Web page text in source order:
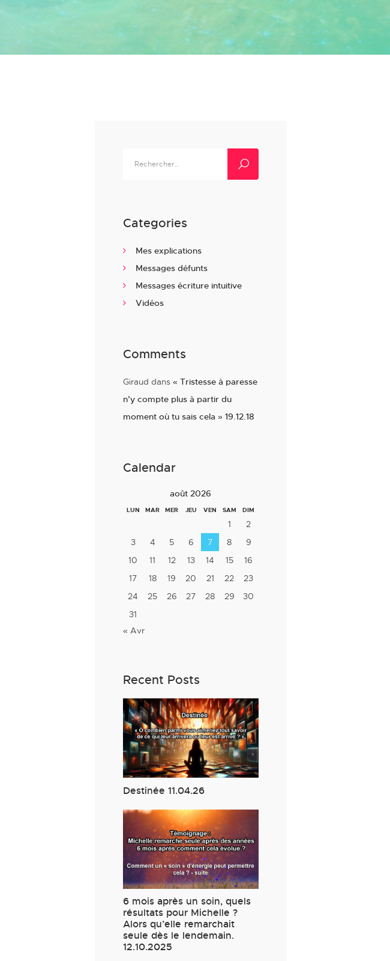
Categories
Mes explications
Messages défunts
Messages écriture intuitive
Vidéos
Comments
Giraud dans« Tristesse à paresse
n’y compte plus à partir du
moment où tu sais cela » 19.12.18
Calendar
août 2026
LUN MAR MER JEU VEN SAM DIM
1
2
3
4 5 6 7 8
9
10
11 12 13 14 15
16
17
18 19 20 21 22
23
24
25 26 27 28 29
30
31
« Avr
Recent Posts
Destinée 11.04.26
6 mois après un soin, quels
résultats pour Michelle ?
Alors qu’elle remarchait
seule dès le lendemain.
12.10.2025